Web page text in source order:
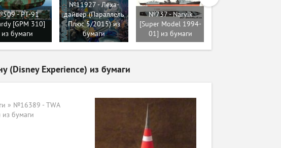
- PT-91
[GPM 310]
из бумаги
№11927 - Лёха-
дайвер (Параллель
Плюс 5/2015) из
бумаги
№737 - Narvik
[Super Model 1994-
01] из бумаги
Бронеавтомотриса
(Disney Experience) из бумаги
» №16389 - TWA
бумаги